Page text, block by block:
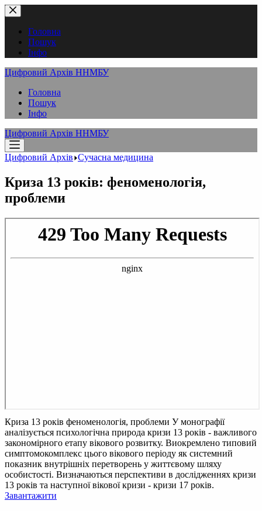
Перейти
до
вмістуГоловна
Пошук
Інфо
Цифровий Архів ННМБУ
Головна
Пошук
Інфо
Цифровий Архів ННМБУ
Цифровий Архів Сучасна медицина
Криза 13 років: феноменологія,
проблеми
Криза 13 років феноменологія, проблеми У монографії
аналізується психологічна природа кризи 13 років - важливого
закономірного етапу вікового розвитку. Виокремлено типовий
симптомокомплекс цього вікового періоду як системний
показник внутрішніх перетворень у життєвому шляху
особистості. Визначаються перспективи в дослідженнях кризи
13 років та наступної вікової кризи - кризи 17 років.
Завантажити